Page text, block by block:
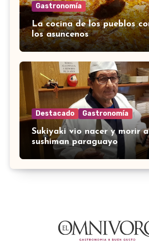
Gastronomía
La cocina de los pueblos
los asuncenos
Destacado Gastronomía
Sukiyaki vio nacer y morir
sushiman paraguayo